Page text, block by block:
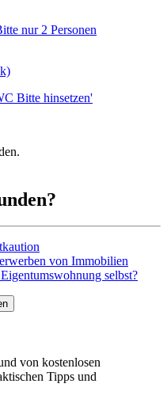
von Immobilien
selbst?
von kostenlosen
Tipps und